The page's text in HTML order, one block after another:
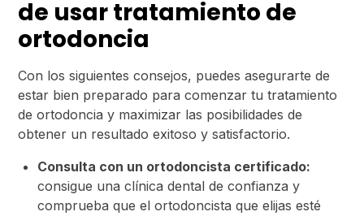
de usar tratamiento de
ortodoncia
Con los siguientes consejos, puedes asegurarte de
estar bien preparado para comenzar tu tratamiento
de ortodoncia y maximizar las posibilidades de
obtener un resultado exitoso y satisfactorio.
Consulta con un ortodoncista certificado:
consigue una clínica dental de confianza y
comprueba que el ortodoncista que elijas esté